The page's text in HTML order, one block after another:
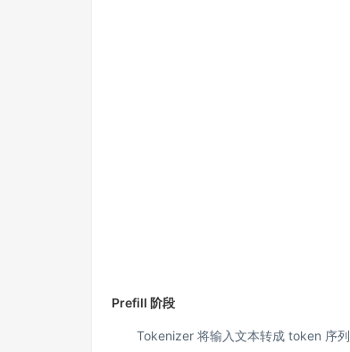
Prefill 阶段
Tokenizer 将输入文本转成 token 序列